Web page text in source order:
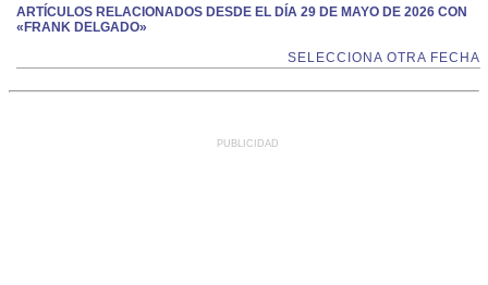
ARTÍCULOS RELACIONADOS DESDE EL DÍA 29 DE MAYO DE 2026 CON
«FRANK DELGADO»
SELECCIONA OTRA FECHA
PUBLICIDAD